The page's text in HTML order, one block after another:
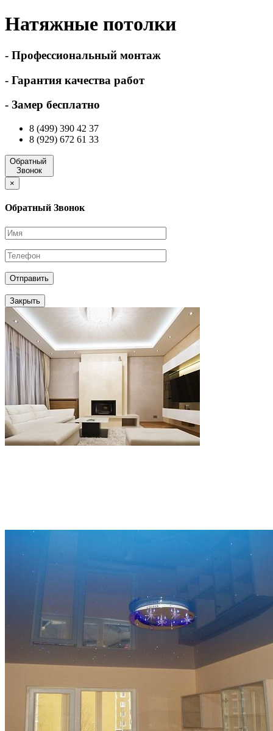
Натяжные потолки
- Профессиональный монтаж
- Гарантия качества работ
- Замер бесплатно
8 (499) 390 42 37
8 (929) 672 61 33
Обратный
Звонок
×
Обратный Звонок
Отправить
Закрыть